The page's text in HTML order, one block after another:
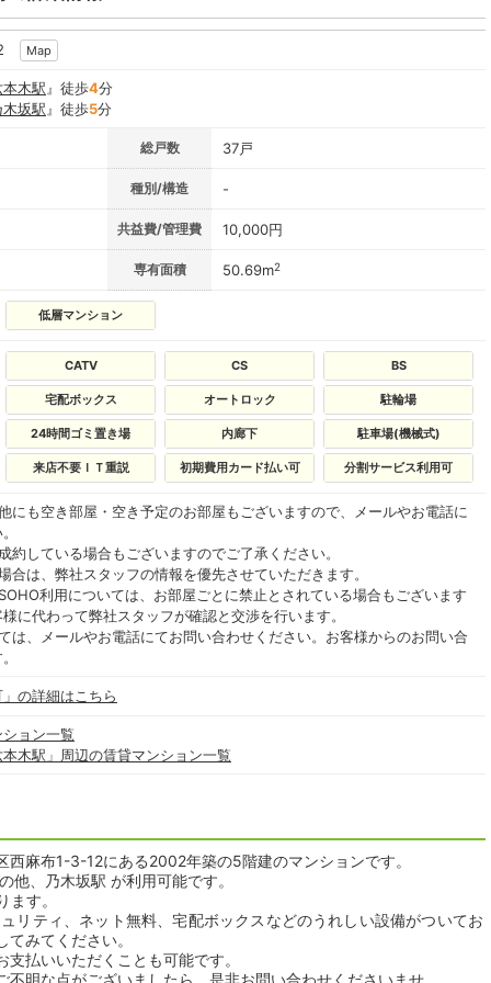
Map
本木駅 』徒歩4分
木坂駅 』徒歩5分
総戸数 37戸
種別/構造 -
共益費/管理費 10,000円
専有面積 50.69m2
低層マンション
CATV CS BS
宅配ボックス オートロック 駐輪場
24時間ゴミ置き場 内廊下 駐車場(機械式)
来店不要ＩＴ重説 初期費用カード払い可 分割サービス利用可
にも空き部屋・空き予定のお部屋もございますので、メールやお電話に
約している場合もございますのでご了承ください。
合は、弊社スタッフの情報を優先させていただきます。
利用については、お部屋ごとに禁止とされている場合もございます
に代わって弊社スタッフが確認と交渉を行います。
は、メールやお電話にてお問い合わせください。お客様からのお問い合
の詳細はこちら
ョン一覧
木駅」周辺の賃貸マンション一覧
麻布1-3-12にある2002年築の5階建のマンションです。
他、乃木坂駅 が利用可能です。
す。
リティ、ネット無料、宅配ボックスなどのうれしい設備がついてお
みてください。
払いいただくことも可能です。
明な点がございましたら、是非お問い合わせくださいませ。